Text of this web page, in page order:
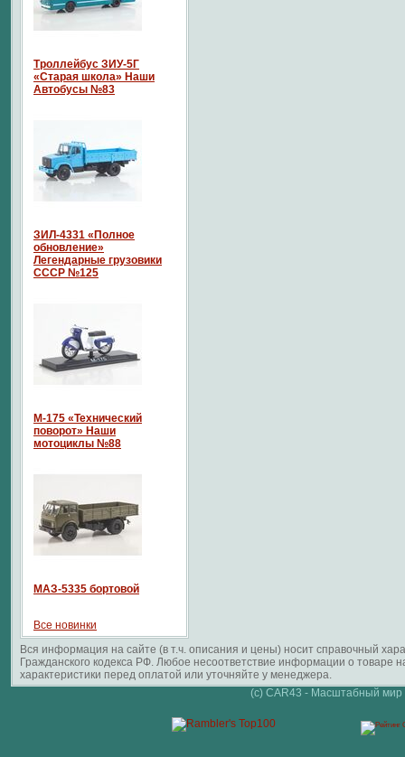
Троллейбус ЗИУ-5Г
«Старая школа» Наши
Автобусы №83
ЗИЛ-4331 «Полное
обновление»
Легендарные грузовики
СССР №125
М-175 «Технический
поворот» Наши
мотоциклы №88
МАЗ-5335 бортовой
Все новинки
Вся информация на сайте (в т.ч. описания и цены) носит справочный
Гражданского кодекса РФ. Любое несоответствие информации о
характеристики перед оплатой или уточняйте у менеджера.
(c) CAR43 - Масштабный мир